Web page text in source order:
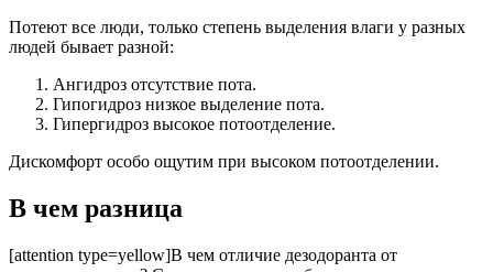
Потеют все люди, только степень выделения влаги у разных
людей бывает разной:
Ангидроз отсутствие пота.
Гипогидроз низкое выделение пота.
Гипергидроз высокое потоотделение.
Дискомфорт особо ощутим при высоком потоотделении.
В чем разница
[attention type=yellow]В чем отличие дезодоранта от